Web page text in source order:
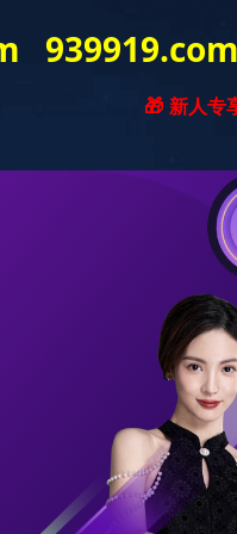
好博官方网站